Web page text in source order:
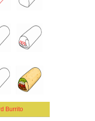
Burrito